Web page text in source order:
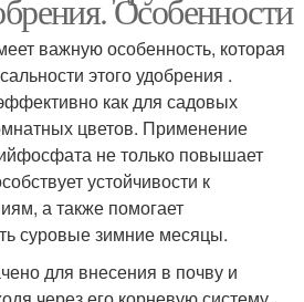
Особенности
важную особенность, которая
этого удобрения .
как для садовых
цветов. Применение
не только повышает
устойчивости к
а также помогает
суровые зимние месяцы.
для внесения в почву и